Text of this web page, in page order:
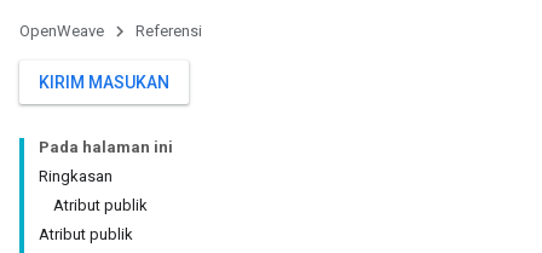
OpenWeave Referensi
KIRIM MASUKAN
Pada halaman ini
Ringkasan
Atribut publik
Atribut publik